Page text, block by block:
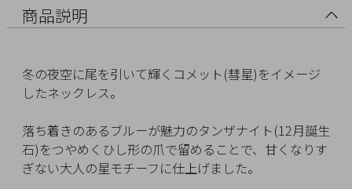
商品説明
冬の夜空に尾を引いて輝くコメット(彗星)をイメージ
したネックレス。
落ち着きのあるブルーが魅力のタンザナイト(12月誕生
石)をつやめくひし形の爪で留めることで、甘くなりす
ぎない大人の星モチーフに仕上げました。
マ
ペ
ー
ジ